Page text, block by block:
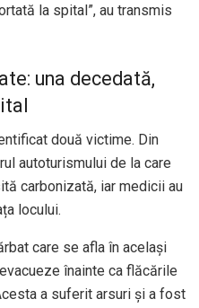
la spital”, au transmis
una decedată,
două victime. Din
autoturismului de la care
carbonizată, iar medicii au
locului.
care se afla în același
înainte ca flăcările
a suferit arsuri și a fost